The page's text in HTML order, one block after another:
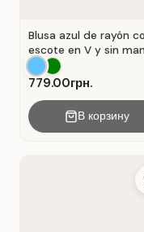
Blusa azul de rayón
escote en V y sin
. Azul.
779.00грн.
В корзину